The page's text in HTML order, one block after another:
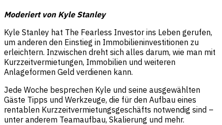
Moderiert von Kyle Stanley
Kyle Stanley hat The Fearless Investor ins Leben gerufen,
um anderen den Einstieg in Immobilieninvestitionen zu
erleichtern. Inzwischen dreht sich alles darum, wie man mit
Kurzzeitvermietungen, Immobilien und weiteren
Anlageformen Geld verdienen kann.
Jede Woche besprechen Kyle und seine ausgewählten
Gäste Tipps und Werkzeuge, die für den Aufbau eines
rentablen Kurzzeitvermietungsgeschäfts notwendig sind –
unter anderem Teamaufbau, Skalierung und mehr.